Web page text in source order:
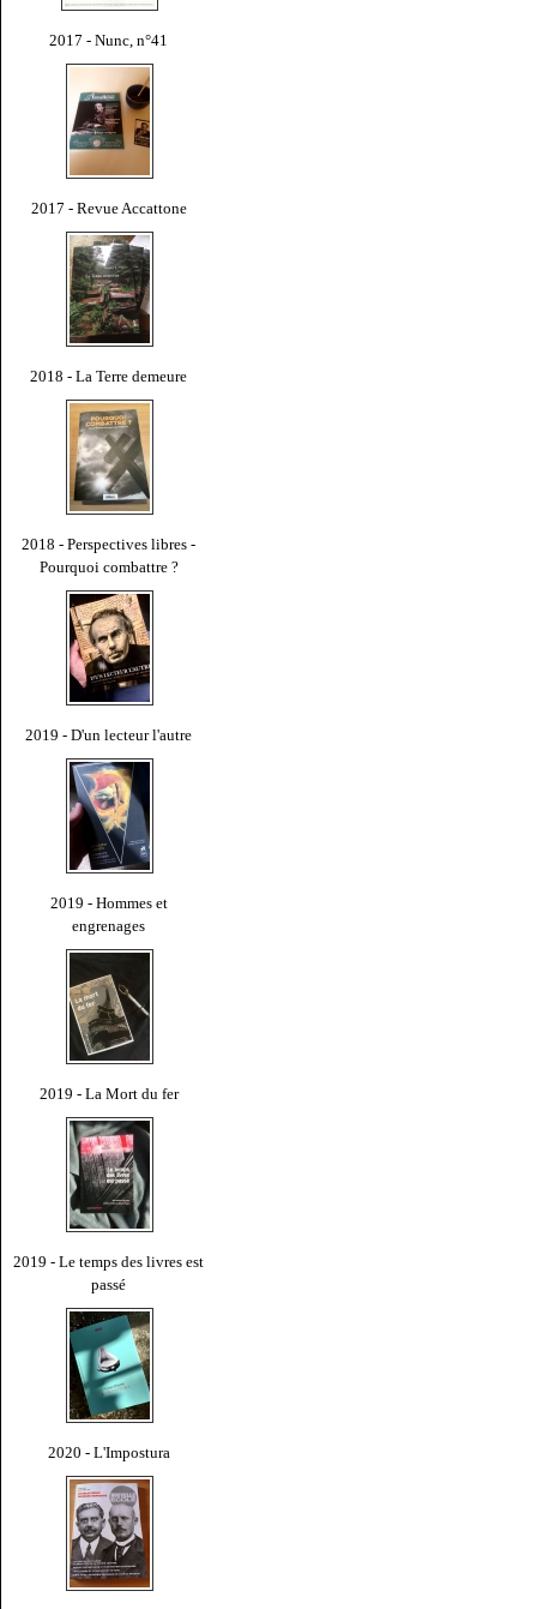
2017 - Nunc, n°41
2017 - Revue Accattone
2018 - La Terre demeure
2018 - Perspectives libres -
Pourquoi combattre ?
2019 - D'un lecteur l'autre
2019 - Hommes et
engrenages
2019 - La Mort du fer
2019 - Le temps des livres est
passé
2020 - L'Impostura